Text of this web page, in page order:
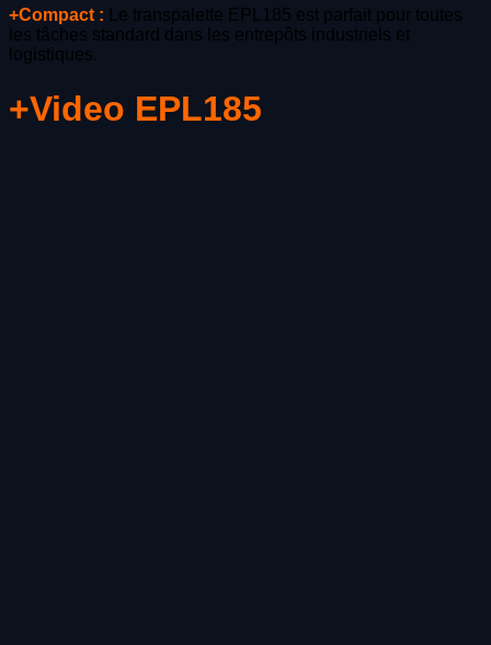
+Compact : Le transpalette EPL185 est parfait pour toutes
les tâches standard dans les entrepôts industriels et
logistiques.
+Video EPL185